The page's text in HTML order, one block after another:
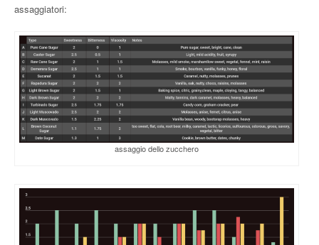
assaggiatori:
assaggio dello zucchero